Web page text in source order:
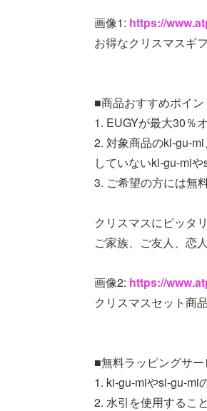
画像1: https://
お得なクリスマスギ
■商品おすすめポイン
1. EUGYが最大30％
2. 対象商品のki-gu-
していないki-gu-mi
3. ご希望の方には無
クリスマスにピッタ
ご家族、ご友人、恋
画像2: https://
クリスマスセット商
■無料ラッピングサ
1. ki-gu-miやsi-gu-mi
2. 水引を使用するこ